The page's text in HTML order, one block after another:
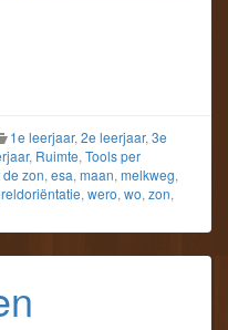
1e leerjaar, 2e leerjaar, 3e
, Ruimte, Tools per
zon, esa, maan, melkweg,
, wero, wo, zon,